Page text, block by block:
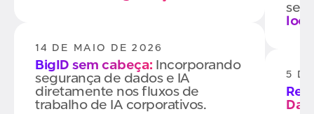
14 DE MAIO DE 2026
BigID sem cabeça: Incorporando
segurança de dados e IA
diretamente nos fluxos de
trabalho de IA corporativos.
5